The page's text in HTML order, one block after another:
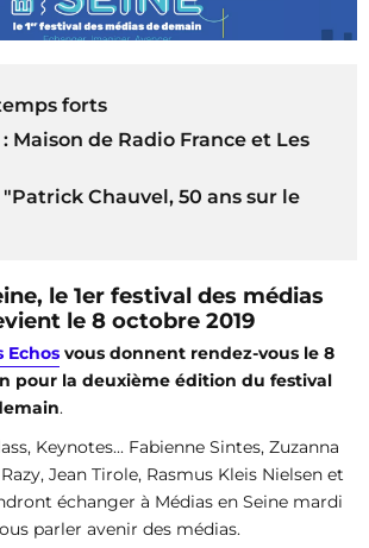
forts
Maison de Radio France et Les
Chauvel, 50 ans sur le
le 1er festival des médias
le 8 octobre 2019
Echos vous donnent rendez-vous le 8
pour la deuxième édition du festival
.
Keynotes... Fabienne Sintes, Zuzanna
Jean Tirole, Rasmus Kleis Nielsen et
échanger à Médias en Seine mardi
parler avenir des médias.